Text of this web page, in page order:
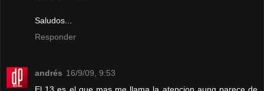
Saludos...
Responder
andrés 16/9/09, 9:53